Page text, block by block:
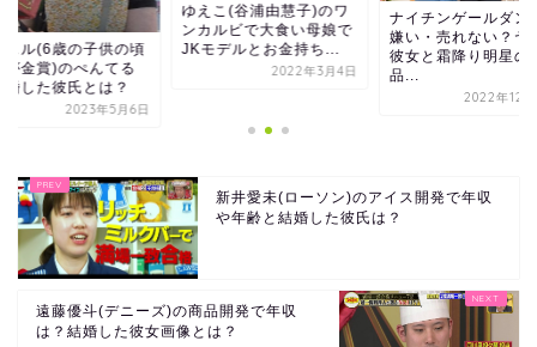
ェル(6歳の子供の頃
が金賞)のぺんてる
婚した彼氏とは？
2023年5月6日
ゆえこ(谷浦由慧子)のワ
ンカルビで大食い母娘で
JKモデルとお金持ち...
2022年3月4日
ナイチンゲールダン
嫌い・売れない？ヤ
彼女と霜降り明星の
品...
2022年12
新井愛未(ローソン)のアイス開発で年収
や年齢と結婚した彼氏は？
遠藤優斗(デニーズ)の商品開発で年収
は？結婚した彼女画像とは？